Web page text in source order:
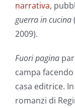
narrativa,
guerra in cucina
2009).
Fuori pagina
campa
casa editrice.
romanzi di